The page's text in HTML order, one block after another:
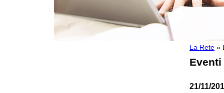
La Rete »
Eventi
21/11/